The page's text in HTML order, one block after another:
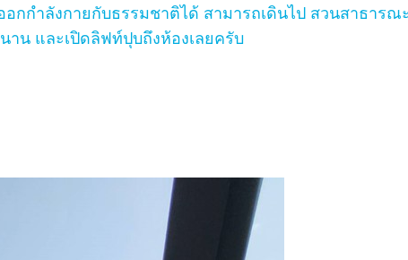
กกำลังกายกับธรรมชาติได้ สามารถเดินไป สวนสาธาร
น และเปิดลิฟท์ปุบถึงห้องเลยครับ